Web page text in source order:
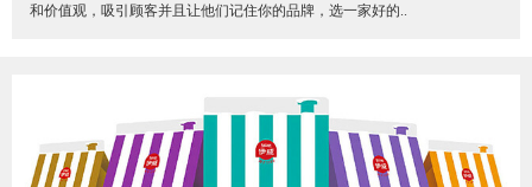
和价值观，吸引顾客并且让他们记住你的品牌，选一家好的..